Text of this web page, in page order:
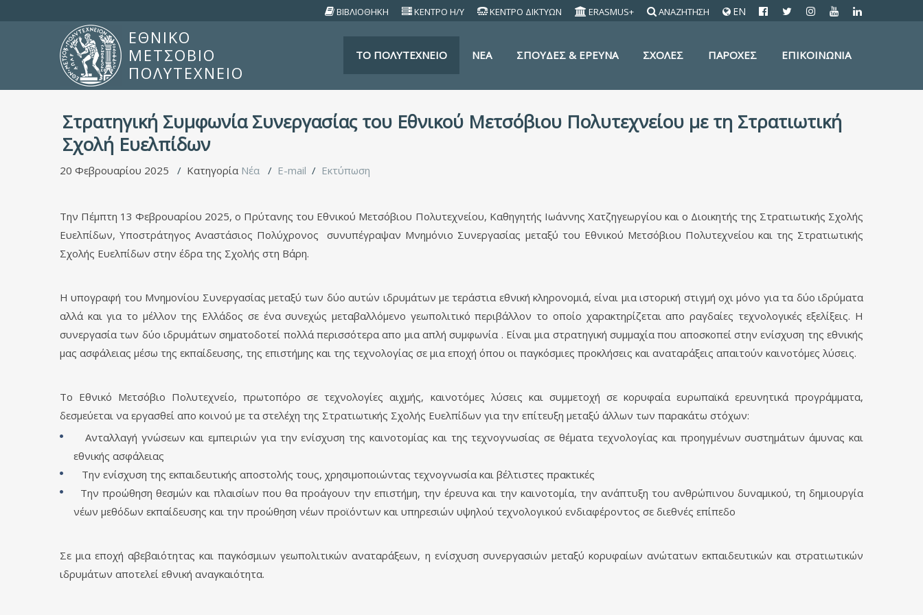
EN
ΒΙΒΛΙΟΘΗΚΗ ΚΕΝΤΡΟ Η/Υ ΚΕΝΤΡΟ ΔΙΚΤΥΩΝ ERASMUS+ ΑΝΑΖΗΤΗΣΗ
ΕΘΝΙΚΟ
ΜΕΤΣΟΒΙΟ
ΠΟΛΥΤΕΧΝΕΙΟ
TO ΠΟΛΥΤΕΧΝΕΙΟ ΝΕΑ ΣΠΟΥΔΕΣ & ΕΡΕΥΝΑ ΣΧΟΛΕΣ ΠΑΡΟΧΕΣ ΕΠΙΚΟΙΝΩΝΙΑ
Στρατηγική Συμφωνία Συνεργασίας του Εθνικού Μετσόβιου Πολυτεχνείου με τη Στρατιωτική
Σχολή Ευελπίδων
20 Φεβρουαρίου 2025 Κατηγορία Νέα E-mail Εκτύπωση
Την Πέμπτη 13 Φεβρουαρίου 2025, ο Πρύτανης του Εθνικού Μετσόβιου Πολυτεχνείου, Καθηγητής Ιωάννης Χατζηγεωργίου και ο Διοικητής της Στρατιωτικής Σχολής
Ευελπίδων, Υποστράτηγος Αναστάσιος Πολύχρονος συνυπέγραψαν Μνημόνιο Συνεργασίας μεταξύ του Εθνικού Μετσόβιου Πολυτεχνείου και της Στρατιωτικής
Σχολής Ευελπίδων στην έδρα της Σχολής στη Βάρη.
Η υπογραφή του Μνημονίου Συνεργασίας μεταξύ των δύο αυτών ιδρυμάτων με τεράστια εθνική κληρονομιά, είναι μια ιστορική στιγμή οχι μόνο για τα δύο ιδρύματα
αλλά και για το μέλλον της Ελλάδος σε ένα συνεχώς μεταβαλλόμενο γεωπολιτικό περιβάλλον το οποίο χαρακτηρίζεται απο ραγδαίες τεχνολογικές εξελίξεις. Η
συνεργασία των δύο ιδρυμάτων σηματοδοτεί πολλά περισσότερα απο μια απλή συμφωνία . Είναι μια στρατηγική συμμαχία που αποσκοπεί στην ενίσχυση της εθνικής
μας ασφάλειας μέσω της εκπαίδευσης, της επιστήμης και της τεχνολογίας σε μια εποχή όπου οι παγκόσμιες προκλήσεις και αναταράξεις απαιτούν καινοτόμες λύσεις.
Το Εθνικό Μετσόβιο Πολυτεχνείο, πρωτοπόρο σε τεχνολογίες αιχμής, καινοτόμες λύσεις και συμμετοχή σε κορυφαία ευρωπαϊκά ερευνητικά προγράμματα,
δεσμεύεται να εργασθεί απο κοινού με τα στελέχη της Στρατιωτικής Σχολής Ευελπίδων για την επίτευξη μεταξύ άλλων των παρακάτω στόχων:
Ανταλλαγή γνώσεων και εμπειριών για την ενίσχυση της καινοτομίας και της τεχνογνωσίας σε θέματα τεχνολογίας και προηγμένων συστημάτων άμυνας και
εθνικής ασφάλειας
Την ενίσχυση της εκπαιδευτικής αποστολής τους, χρησιμοποιώντας τεχνογνωσία και βέλτιστες πρακτικές
Την προώθηση θεσμών και πλαισίων που θα προάγουν την επιστήμη, την έρευνα και την καινοτομία, την ανάπτυξη του ανθρώπινου δυναμικού, τη δημιουργία
νέων μεθόδων εκπαίδευσης και την προώθηση νέων προϊόντων και υπηρεσιών υψηλού τεχνολογικού ενδιαφέροντος σε διεθνές επίπεδο
Σε μια εποχή αβεβαιότητας και παγκόσμιων γεωπολιτικών αναταράξεων, η ενίσχυση συνεργασιών μεταξύ κορυφαίων ανώτατων εκπαιδευτικών και στρατιωτικών
ιδρυμάτων αποτελεί εθνική αναγκαιότητα.